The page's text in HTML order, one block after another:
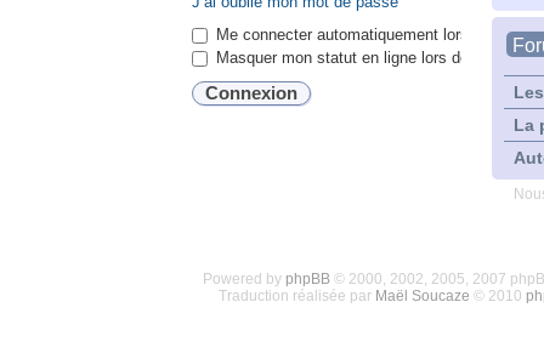
La
Me connecter automatiquement lors de
Masquer mon statut en ligne lors de cette
Powered by phpBB© 2000, 2002, 2005, 2007
Traduction réalisée par Maël Soucaze © 2010